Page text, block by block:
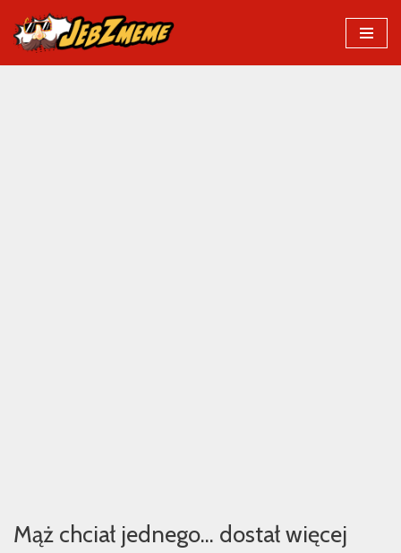
Przejdź
do
Mąż chciał jednego… dostał więcej